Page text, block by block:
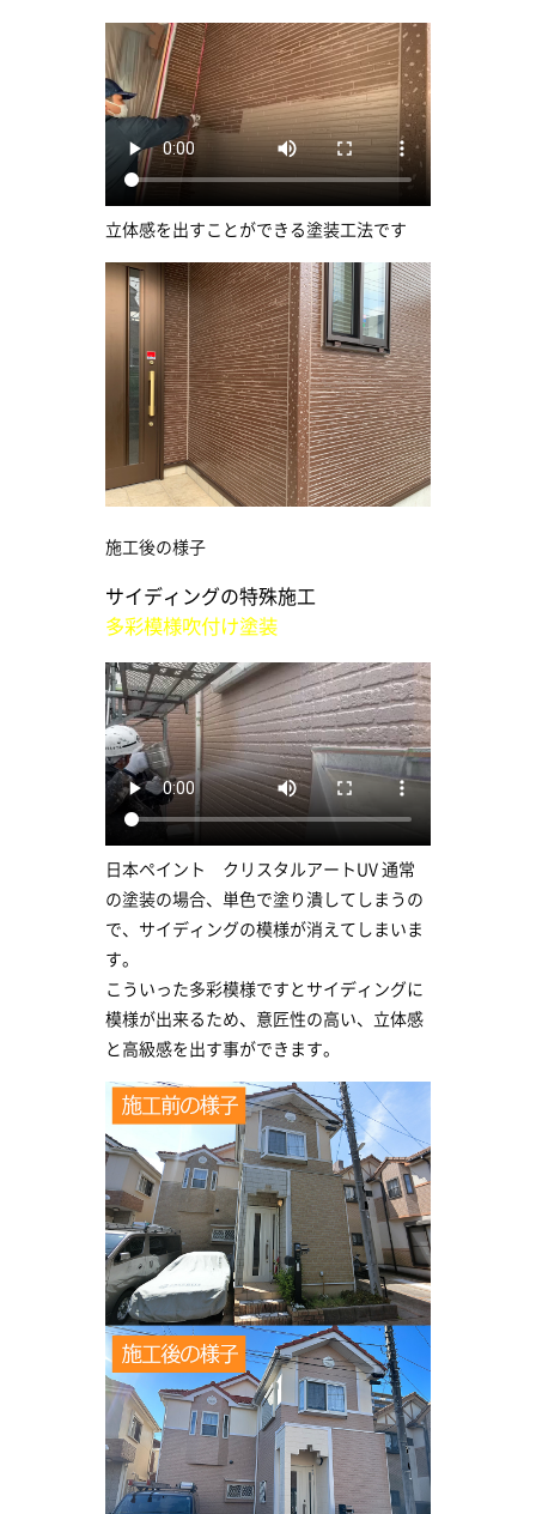
立体感を出すことができる塗装工法です
施工後の様子
サイディングの特殊施工
多彩模様吹付け塗装
日本ペイント クリスタルアートUV 通常
の塗装の場合、単色で塗り潰してしまうの
で、サイディングの模様が消えてしまいま
す。
こういった多彩模様ですとサイディングに
模様が出来るため、意匠性の高い、立体感
と高級感を出す事ができます。